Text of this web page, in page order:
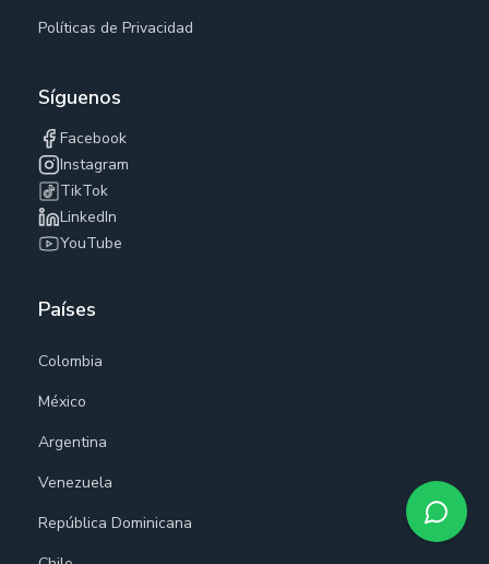
Políticas de Privacidad
Síguenos
Facebook
Instagram
TikTok
LinkedIn
YouTube
Países
Colombia
México
Argentina
Venezuela
República Dominicana